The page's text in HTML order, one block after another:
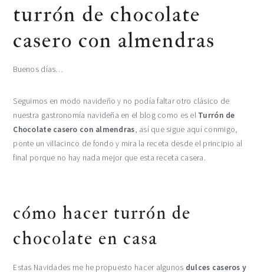
turrón de chocolate
casero con almendras
Buenos días…
Seguimos en modo navideño y no podía faltar otro clásico de
nuestra gastronomía navideña en el blog como es elTurrón de
Chocolate casero con almendras, así que sigue aquí conmigo,
ponte un villacinco de fondo y mira la receta desde el principio al
final porque no hay nada mejor que esta receta casera.
cómo hacer turrón de
chocolate en casa
Estas Navidades me he propuesto hacer algunos dulces caseros y